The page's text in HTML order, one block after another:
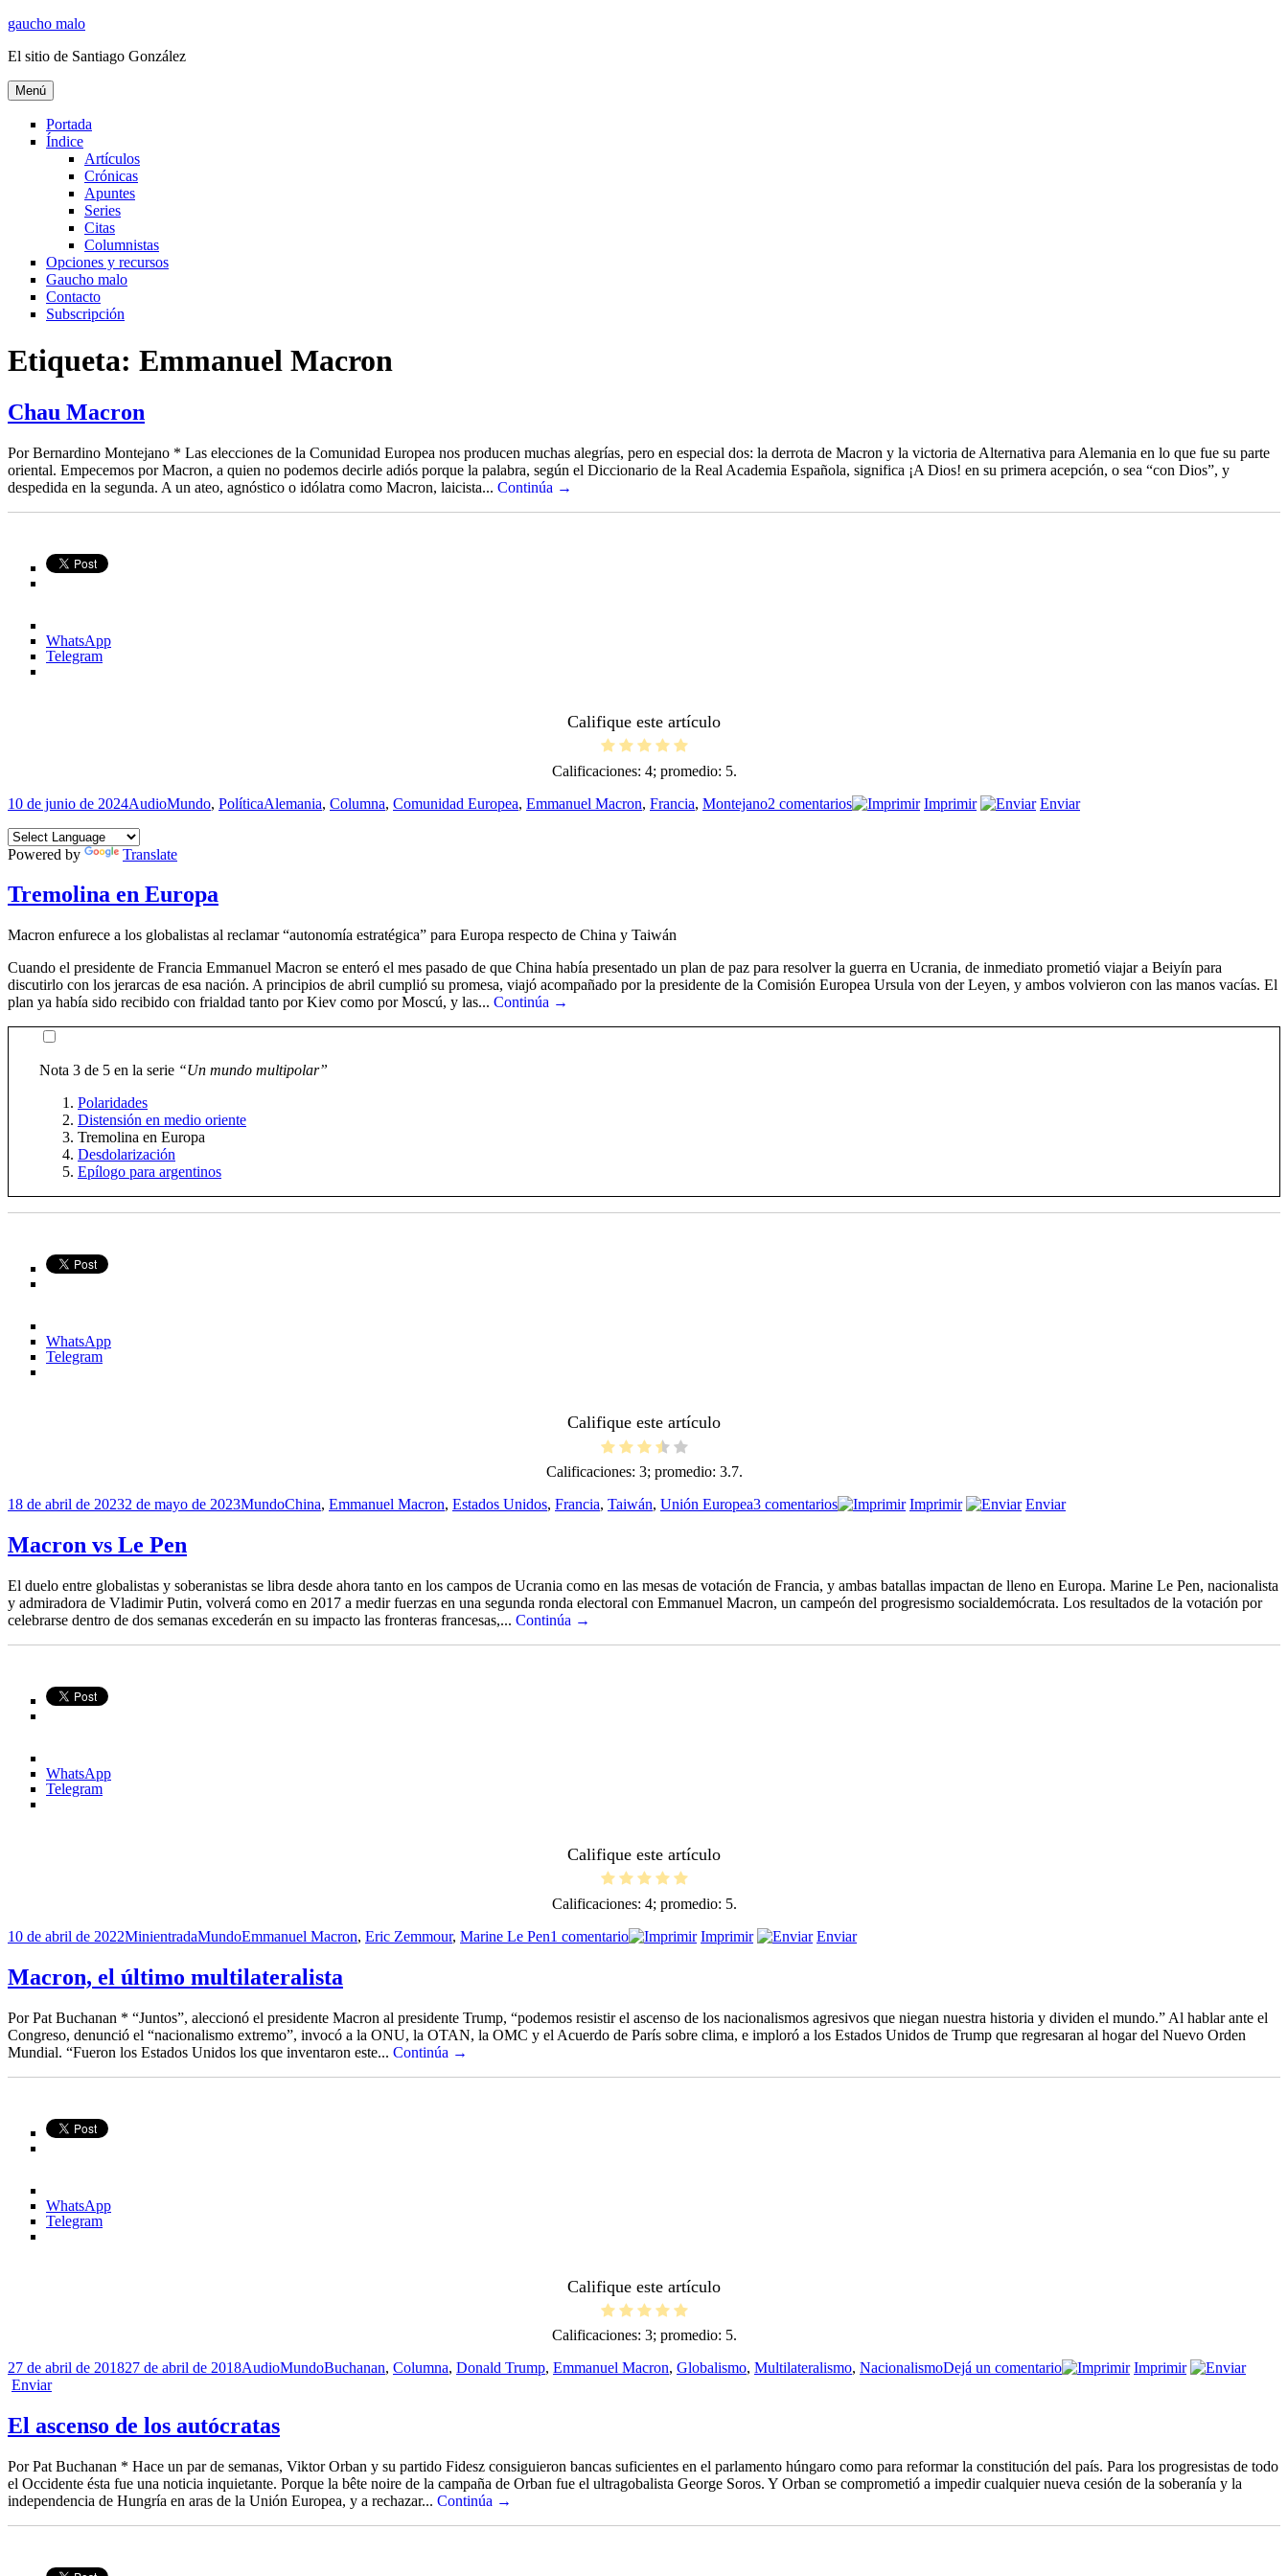
Ir
contenido
gaucho malo
El sitio de Santiago González
Menú
Portada
Índice
Artículos
Crónicas
Apuntes
Series
Citas
Columnistas
Opciones y recursos
Gaucho malo
Contacto
Subscripción
Etiqueta: Emmanuel Macron
Chau Macron
Por Bernardino Montejano * Las elecciones de la Comunidad Europea nos producen muchas alegrías, pero en especial dos: la derrota de Macron y la victoria de Alternativa para Alemania en lo que fue su parte
oriental. Empecemos por Macron, a quien no podemos decirle adiós porque la palabra, según el Diccionario de la Real Academia Española, significa ¡A Dios! en su primera acepción, o sea “con Dios”, y
despedida en la segunda. A un ateo, agnóstico o idólatra como Macron, laicista... Continúa →
WhatsApp
Telegram
Califique este artículo
Calificaciones: 4; promedio: 5.
Publicado
10 de junio de 2024Formato
AudioCategorías
Mundo, PolíticaEtiquetas
Alemania, Columna, Comunidad Europea, Emmanuel Macron, Francia, Montejano2 comentariosen
Imprimir Enviar
Powered by Translate
Tremolina en Europa
Macron enfurece a los globalistas al reclamar “autonomía estratégica” para Europa respecto de China y Taiwán
Cuando el presidente de Francia Emmanuel Macron se enteró el mes pasado de que China había presentado un plan de paz para resolver la guerra en Ucrania, de inmediato prometió viajar a Beiyín para
discutirlo con los jerarcas de esa nación. A principios de abril cumplió su promesa, viajó acompañado por la presidente de la Comisión Europea Ursula von der Leyen, y ambos volvieron con las manos vacías. El
plan ya había sido recibido con frialdad tanto por Kiev como por Moscú, y las... Continúa →
Nota 3 de 5 en la serie “Un mundo multipolar”
Polaridades
Distensión en medio oriente
Tremolina en Europa
Desdolarización
Epílogo para argentinos
WhatsApp
Telegram
Califique este artículo
Calificaciones: 3; promedio: 3.7.
Publicado
18 de abril de 20232 de mayo de 2023Categorías
MundoEtiquetas
China, Emmanuel Macron, Estados Unidos, Francia, Taiwán, Unión Europea3 comentariosen
Imprimir Enviar
Macron vs Le Pen
El duelo entre globalistas y soberanistas se libra desde ahora tanto en los campos de Ucrania como en las mesas de votación de Francia, y ambas batallas impactan de lleno en Europa. Marine Le Pen, nacionalista
y admiradora de Vladimir Putin, volverá como en 2017 a medir fuerzas en una segunda ronda electoral con Emmanuel Macron, un campeón del progresismo socialdemócrata. Los resultados de la votación por
celebrarse dentro de dos semanas excederán en su impacto las fronteras francesas,... Continúa →
WhatsApp
Telegram
Califique este artículo
Calificaciones: 4; promedio: 5.
Publicado
10 de abril de 2022Formato
MinientradaCategorías
MundoEtiquetas
Emmanuel Macron, Eric Zemmour, Marine Le Pen1 comentarioen
Imprimir Enviar
Macron, el último multilateralista
Por Pat Buchanan * “Juntos”, aleccionó el presidente Macron al presidente Trump, “podemos resistir el ascenso de los nacionalismos agresivos que niegan nuestra historia y dividen el mundo.” Al hablar ante el
Congreso, denunció el “nacionalismo extremo”, invocó a la ONU, la OTAN, la OMC y el Acuerdo de París sobre clima, e imploró a los Estados Unidos de Trump que regresaran al hogar del Nuevo Orden
Mundial. “Fueron los Estados Unidos los que inventaron este... Continúa →
WhatsApp
Telegram
Califique este artículo
Calificaciones: 3; promedio: 5.
Publicado
el
27 de abril de 201827 de abril de 2018Formato
AudioCategorías
MundoEtiquetas
Buchanan, Columna, Donald Trump, Emmanuel Macron, Globalismo, Multilateralismo, NacionalismoDejá un comentarioen
Imprimir
Enviar
El ascenso de los autócratas
Por Pat Buchanan * Hace un par de semanas, Viktor Orban y su partido Fidesz consiguieron bancas suficientes en el parlamento húngaro como para reformar la constitución del país. Para los progresistas de todo
el Occidente ésta fue una noticia inquietante. Porque la bête noire de la campaña de Orban fue el ultragobalista George Soros. Y Orban se comprometió a impedir cualquier nueva cesión de la soberanía y la
independencia de Hungría en aras de la Unión Europea, y a rechazar... Continúa →